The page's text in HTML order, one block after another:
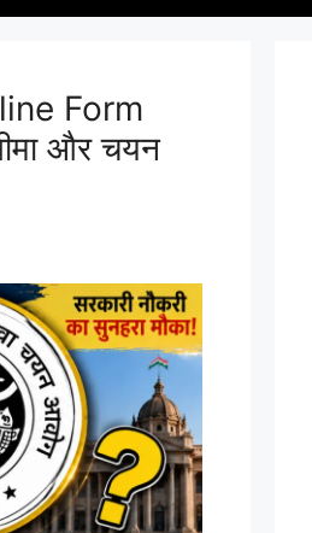
Form
और चयन